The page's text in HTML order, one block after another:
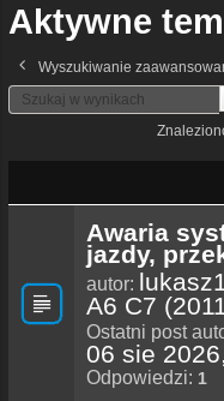
Aktywne
Wyszukiwanie
Awaria
jazdy,
autor:
A6 C7
Ostatni post
06 sie
Odpowiedzi: 1